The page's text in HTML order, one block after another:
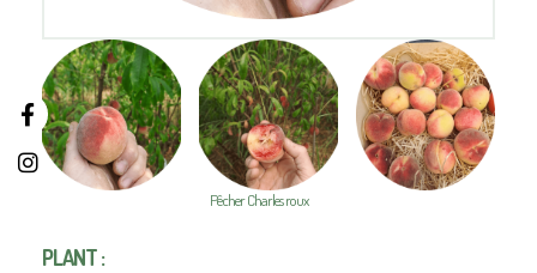
Pêcher Charles roux
PLANT :